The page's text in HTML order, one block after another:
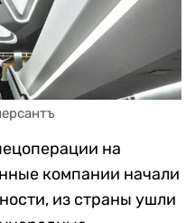
на
компании начали
из страны ушли